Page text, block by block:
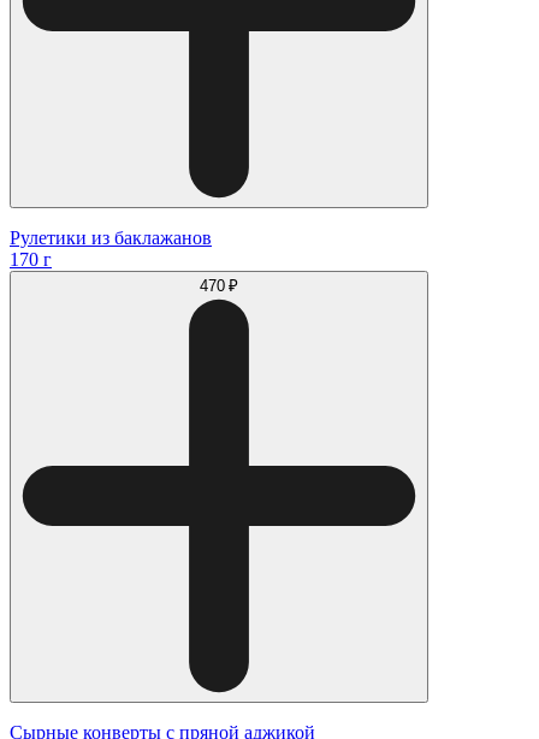
Рулетики из баклажанов
170 г
470 ₽
Сырные конверты с пряной аджикой